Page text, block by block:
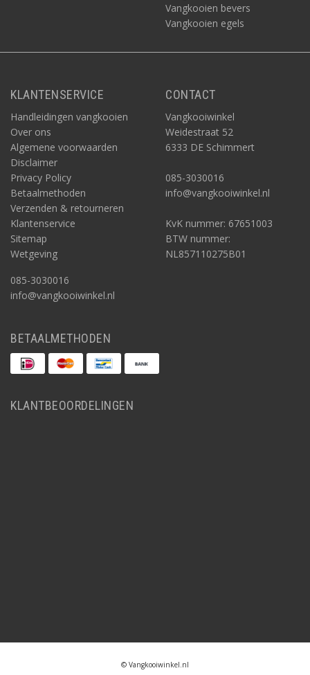
Vangkooien bevers
Vangkooien egels
KLANTENSERVICE
Handleidingen vangkooien
Over ons
Algemene voorwaarden
Disclaimer
Privacy Policy
Betaalmethoden
Verzenden & retourneren
Klantenservice
Sitemap
Wetgeving
085-3030016
info@vangkooiwinkel.nl
CONTACT
Vangkooiwinkel
Weidestraat 52
6333 DE Schimmert
085-3030016
info@vangkooiwinkel.nl
KvK nummer: 67651003
BTW nummer:
NL857110275B01
BETAALMETHODEN
KLANTBEOORDELINGEN
© Vangkooiwinkel.nl